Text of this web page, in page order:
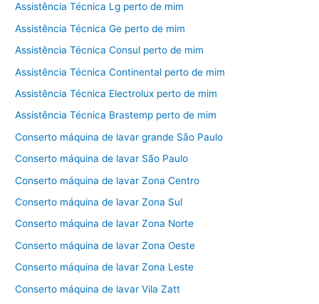
Assistência Técnica Lg perto de mim
Assistência Técnica Ge perto de mim
Assistência Técnica Consul perto de mim
Assistência Técnica Continental perto de mim
Assistência Técnica Electrolux perto de mim
Assistência Técnica Brastemp perto de mim
Conserto máquina de lavar grande São Paulo
Conserto máquina de lavar São Paulo
Conserto máquina de lavar Zona Centro
Conserto máquina de lavar Zona Sul
Conserto máquina de lavar Zona Norte
Conserto máquina de lavar Zona Oeste
Conserto máquina de lavar Zona Leste
Conserto máquina de lavar Vila Zatt